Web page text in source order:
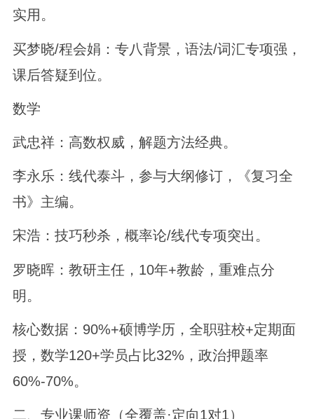
实用。
买梦晓/程会娟：专八背景，语法/词汇专项强，
课后答疑到位。
数学
武忠祥：高数权威，解题方法经典。
李永乐：线代泰斗，参与大纲修订，《复习全
书》主编。
宋浩：技巧秒杀，概率论/线代专项突出。
罗晓晖：教研主任，10年+教龄，重难点分
明。
核心数据：90%+硕博学历，全职驻校+定期面
授，数学120+学员占比32%，政治押题率
60%-70%。
二、专业课师资（全覆盖·定向1对1）